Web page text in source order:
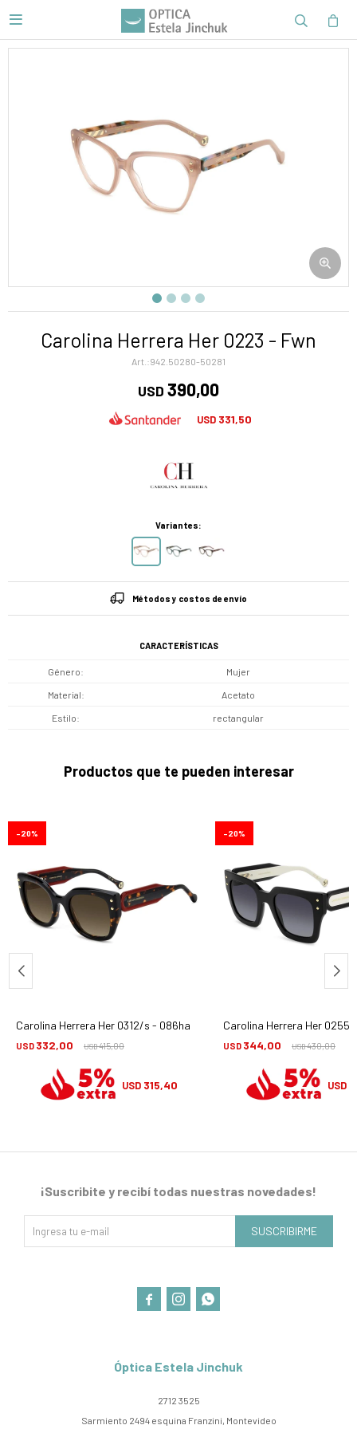

Carolina Herrera Her 0223 - Fwn
942.50280-50281
USD 390,00
USD 331,50
Variantes:
Métodos y costos de envío
CARACTERÍSTICAS
Género Mujer
Material Acetato
Estilo rectangular
Productos que te pueden interesar
Carolina Herrera Her 0312/s - 086ha
USD 332,00 USD415,00
20
USD 315,40
Carolina Herrera Her
USD 344,00 USD430,00
20
USD
Óptica Estela Jinchuk
2712 3525
Sarmiento 2494 esquina Franzini, Montevideo
¡Suscribite y recibí todas nuestras novedades!
SUSCRIBIRME
  